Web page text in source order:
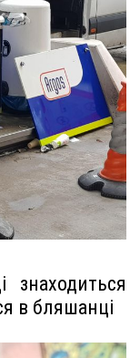
знаходиться
в бляшанці